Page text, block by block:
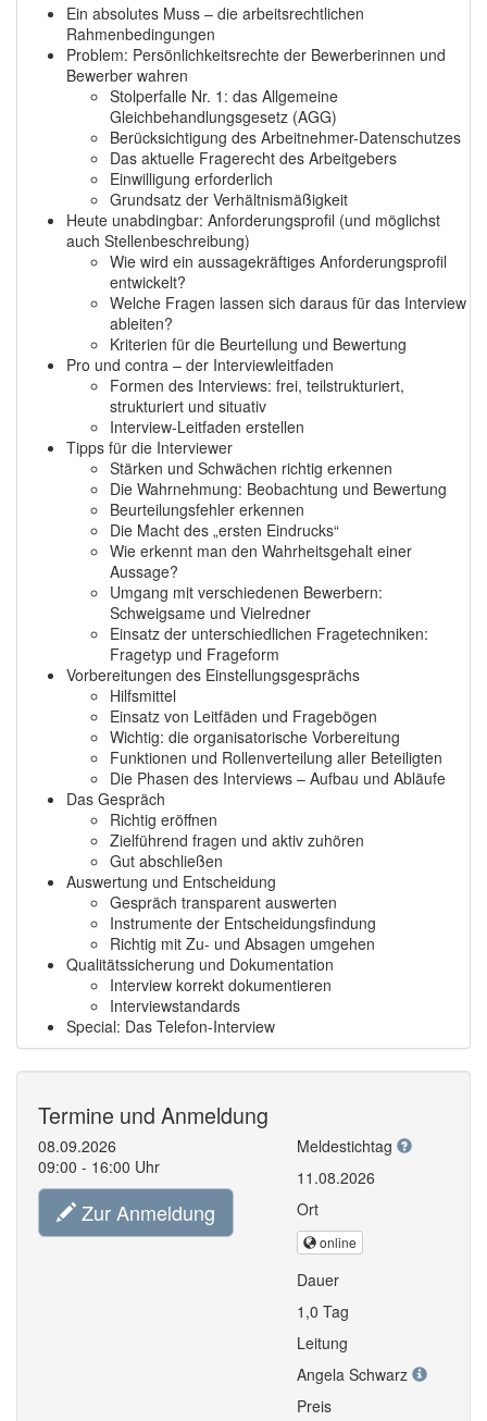
Ein absolutes Muss – die arbeitsrechtlichen
Rahmenbedingungen
Problem: Persönlichkeitsrechte der Bewerberinnen und
Bewerber wahren
Stolperfalle Nr. 1: das Allgemeine
Gleichbehandlungsgesetz (AGG)
Berücksichtigung des Arbeitnehmer-Datenschutzes
Das aktuelle Fragerecht des Arbeitgebers
Einwilligung erforderlich
Grundsatz der Verhältnismäßigkeit
Heute unabdingbar: Anforderungsprofil (und möglichst
auch Stellenbeschreibung)
Wie wird ein aussagekräftiges Anforderungsprofil
entwickelt?
Welche Fragen lassen sich daraus für das Interview
ableiten?
Kriterien für die Beurteilung und Bewertung
Pro und contra – der Interviewleitfaden
Formen des Interviews: frei, teilstrukturiert,
strukturiert und situativ
Interview-Leitfaden erstellen
Tipps für die Interviewer
Stärken und Schwächen richtig erkennen
Die Wahrnehmung: Beobachtung und Bewertung
Beurteilungsfehler erkennen
Die Macht des „ersten Eindrucks“
Wie erkennt man den Wahrheitsgehalt einer
Aussage?
Umgang mit verschiedenen Bewerbern:
Schweigsame und Vielredner
Einsatz der unterschiedlichen Fragetechniken:
Fragetyp und Frageform
Vorbereitungen des Einstellungsgesprächs
Hilfsmittel
Einsatz von Leitfäden und Fragebögen
Wichtig: die organisatorische Vorbereitung
Funktionen und Rollenverteilung aller Beteiligten
Die Phasen des Interviews – Aufbau und Abläufe
Das Gespräch
Richtig eröffnen
Zielführend fragen und aktiv zuhören
Gut abschließen
Auswertung und Entscheidung
Gespräch transparent auswerten
Instrumente der Entscheidungsfindung
Richtig mit Zu- und Absagen umgehen
Qualitätssicherung und Dokumentation
Interview korrekt dokumentieren
Interviewstandards
Special: Das Telefon-Interview
Termine und Anmeldung
08.09.2026
09:00 - 16:00 Uhr
Zur Anmeldung
Meldestichtag
11.08.2026
Ort
online
Dauer
1,0 Tag
Leitung
Angela Schwarz
Preis